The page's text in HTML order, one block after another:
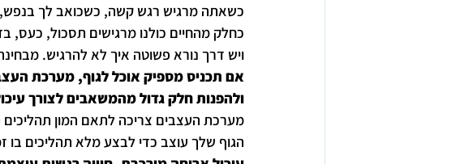
כשאתה מרגיש רגש קשה, כשכואב לך
כחלק מהחיים כולנו מרגישים תסכול, כעס,
ויש דרך נורא פשוטה איך לא להרגיש.
אם תכניס מספיק אוכל לגוף, מערכת
ולהפנות חלק גדול מהמשאבים לצורך
מערכת העצבים צריכה לתאם המון תהליכים
הגוף שלך עוצב כדי לבצע מלא תהליכים בו